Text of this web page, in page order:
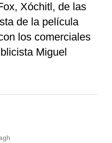
Xóchitl, de las
de la película
los comerciales
Miguel